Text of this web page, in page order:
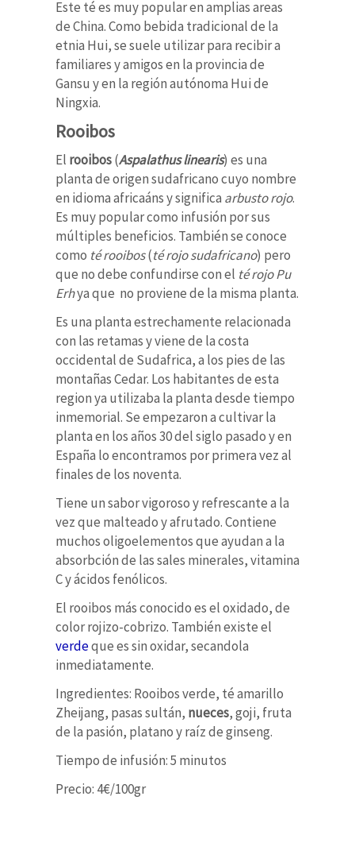
Este té es muy popular en amplias areas
de China. Como bebida tradicional de la
etnia Hui, se suele utilizar para recibir a
familiares y amigos en la provincia de
Gansu y en la región autónoma Hui de
Ningxia.
Rooibos
El rooibos(Aspalathus linearis) es una
planta de origen sudafricano cuyo nombre
en idioma africaáns y significa arbusto rojo.
Es muy popular como infusión por sus
múltiples beneficios. También se conoce
como té rooibos(té rojo sudafricano) pero
que no debe confundirse con el té rojo Pu
Erhya que no proviene de la misma planta.
Es una planta estrechamente relacionada
con las retamas y viene de la costa
occidental de Sudafrica, a los pies de las
montañas Cedar. Los habitantes de esta
region ya utilizaba la planta desde tiempo
inmemorial. Se empezaron a cultivar la
planta en los años 30 del siglo pasado y en
España lo encontramos por primera vez al
finales de los noventa.
Tiene un sabor vigoroso y refrescante a la
vez que malteado y afrutado. Contiene
muchos oligoelementos que ayudan a la
absorbción de las sales minerales, vitamina
C y ácidos fenólicos.
El rooibos más conocido es el oxidado, de
color rojizo-cobrizo. También existe el
verdeque es sin oxidar, secandola
inmediatamente.
Ingredientes: Rooibos verde, té amarillo
Zheijang, pasas sultán, nueces, goji, fruta
de la pasión, platano y raíz de ginseng.
Tiempo de infusión: 5 minutos
Precio: 4€/100gr